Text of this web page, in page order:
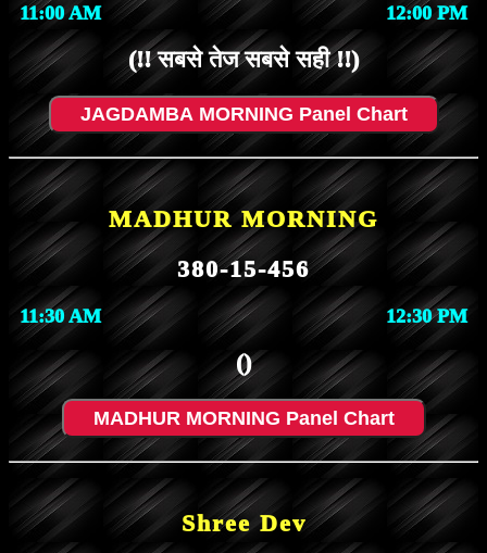
11:00 AM 12:00 PM
(!! सबसे तेज सबसे सही !!)
JAGDAMBA MORNING Panel Chart
MADHUR MORNING
380-15-456
11:30 AM 12:30 PM
()
MADHUR MORNING Panel Chart
Shree Dev